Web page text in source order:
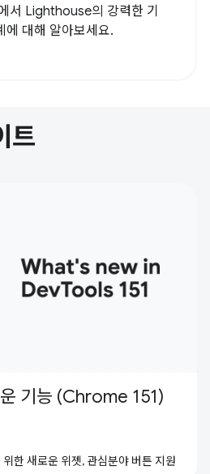
서 Lighthouse의 강력한 기
에 대해 알아보세요.
트
기능 (Chrome 151)
한 새로운 위젯, 관심분야 버튼 지원